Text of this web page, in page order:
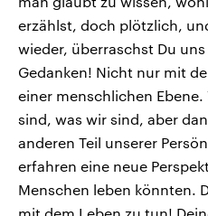
erzählst, doch plötzlich,
wieder, überraschst Du
Gedanken! Nicht nur mit
einer menschlichen
sind, was wir sind, aber
anderen Teil unserer
erfahren eine neue
Menschen leben könnten.